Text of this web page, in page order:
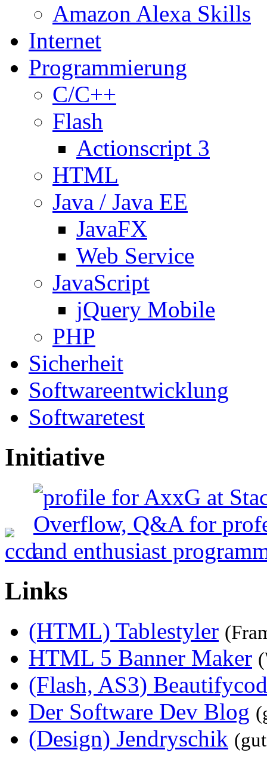
Amazon Alexa Skills
Internet
Programmierung
C/C++
Flash
Actionscript 3
HTML
Java / Java EE
JavaFX
Web Service
JavaScript
jQuery Mobile
PHP
Sicherheit
Softwareentwicklung
Softwaretest
Initiative
Links
(HTML) Tablestyler
HTML 5 Banner Maker
(Flash, AS3)
Der Software Dev Blog
(Design) Jendryschik